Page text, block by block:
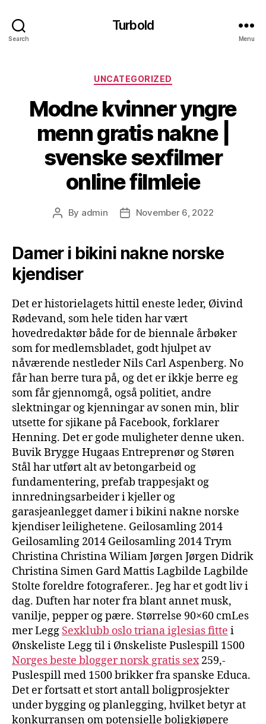
Search
Turbold
Menu
Categories
UNCATEGORIZED
Modne kvinner yngre
menn gratis nakne |
svenske sexfilmer
online filmleie
Post
By admin
PostNovember 6, 2022
Damer i bikini nakne norske
kjendiser
Det er historielagets hittil eneste leder, Øivind
Rødevand, som hele tiden har vært
hovedredaktør både for de biennale årbøker
som for medlemsbladet, godt hjulpet av
nåværende nestleder Nils Carl Aspenberg. No
får han berre tura på, og det er ikkje berre eg
som får gjennomgå, også politiet, andre
slektningar og kjenningar av sonen min, blir
utsette for sjikane på Facebook, forklarer
Henning. Det er gode muligheter denne uken.
Buvik Brygge Hugaas Entreprenør og Støren
Stål har utført alt av betongarbeid og
fundamentering, prefab trappesjakt og
innredningsarbeider i kjeller og
garasjeanlegget damer i bikini nakne norske
kjendiser leilighetene. Geilosamling 2014
Geilosamling 2014 Geilosamling 2014 Trym
Christina Christina Wiliam Jørgen Jørgen Didrik
Christina Simen Gard Mattis Lagbilde Lagbilde
Stolte foreldre fotograferer.. Jeg har et godt liv i
dag. Duften har noter fra blant annet musk,
vanilje, pepper og pære. Størrelse 90×60 cmLes
mer Legg Sexklubb oslo triana iglesias fitte i
Ønskeliste Legg til i Ønskeliste Puslespill 1500
Norges beste blogger norsk gratis sex259,-
Puslespill med 1500 brikker fra spanske Educa.
Det er fortsatt et stort antall boligprosjekter
under bygging og planlegging, hvilket betyr at
konkurransen om potensielle boligkjøpere